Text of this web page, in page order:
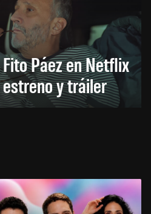
Páez en Netflix
y tráiler